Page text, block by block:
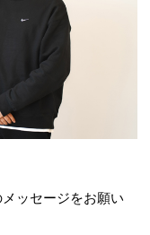
ッセージをお願い